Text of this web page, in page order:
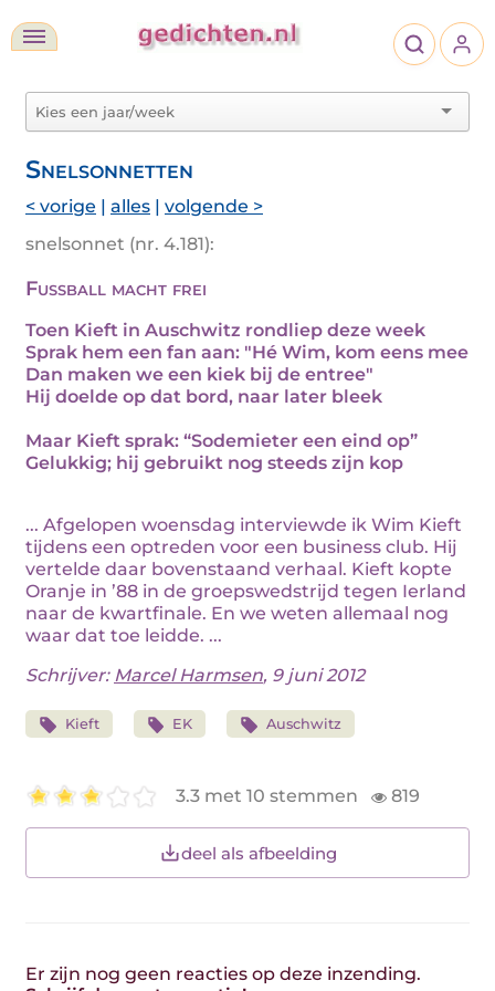
Snelsonnetten
< vorige | alles | volgende >
snelsonnet (nr. 4.181):
Fussball macht frei
Toen Kieft in Auschwitz rondliep deze week
Sprak hem een fan aan: "Hé Wim, kom eens mee
Dan maken we een kiek bij de entree"
Hij doelde op dat bord, naar later bleek
Maar Kieft sprak: “Sodemieter een eind op”
Gelukkig; hij gebruikt nog steeds zijn kop
... Afgelopen woensdag interviewde ik Wim Kieft
tijdens een optreden voor een business club. Hij
vertelde daar bovenstaand verhaal. Kieft kopte
Oranje in ’88 in de groepswedstrijd tegen Ierland
naar de kwartfinale. En we weten allemaal nog
waar dat toe leidde. ...
Schrijver: Marcel Harmsen, 9 juni 2012
Kieft EK Auschwitz
3.3 met 10 stemmen 819
deel als afbeelding
Er zijn nog geen reacties op deze inzending.